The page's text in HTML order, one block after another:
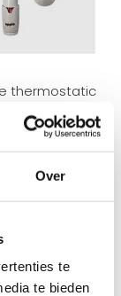
Over
te
te bieden
thermostatic
H1
raccorder
à
t..